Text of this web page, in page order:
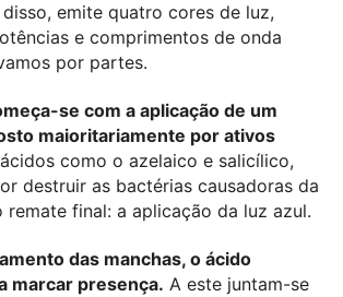
emite quatro cores de luz,
e comprimentos de onda
por partes.
se com a aplicação de um
maioritariamente por ativos
como o azelaico e salicílico,
destruir as bactérias causadoras da
remate final: a aplicação da luz azul.
das manchas, o ácido
marcar presença. A este juntam-se